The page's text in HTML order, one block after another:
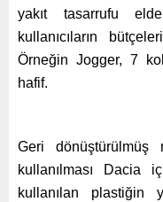
yakıt tasarrufu
kullanıcıların
Örneğin Jogger, 7
hafif.
Geri dönüştürülmüş
kullanılması Dacia
kullanılan plastiğin